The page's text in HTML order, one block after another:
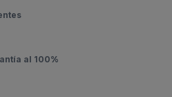
al 100%